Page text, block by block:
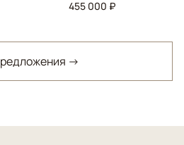
455 000 ₽
→